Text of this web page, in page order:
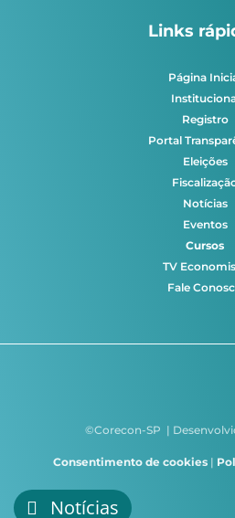
Links
Página
Registro
Portal
Eleições
Notícias
Eventos
Cursos
TV
Fale
©Corecon-SP |
Consentimento de cookies |
Notícias